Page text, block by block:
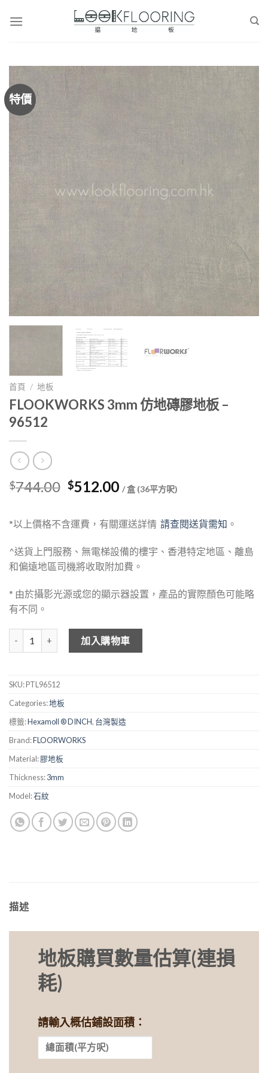
特價
首頁 / 地板
FLOOKWORKS 3mm 仿地磚膠地板 –
96512
$744.00 Original
was:
$744.00.
$512.00Current
is:
$512.00.
/ 盒 (36平方呎)
*以上價格不含運費，有關運送詳情 請查閱送貨需知 。
^送貨上門服務、無電梯設備的樓宇、香港特定地區、離島
和偏遠地區司機將收取附加費。
* 由於攝影光源或您的顯示器設置，產品的實際顏色可能略
有不同。
FLOOKWORKS 3mm 仿地磚膠地板 - 96512 數量
加入購物車
SKU:PTL96512
Categories:地板
標籤:Hexamoll ® DINCH, 台灣製造
Brand:FLOORWORKS
Material:膠地板
Thickness:3mm
Model:石紋
描述
地板購買數量估算(連損
耗)
請輸入概估鋪設面積：